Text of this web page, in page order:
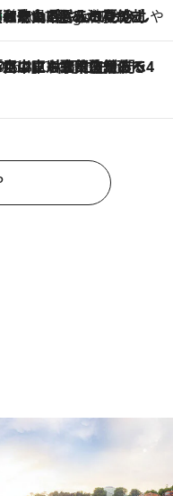
手みやげ ひんやりスイーツで夏を満喫
4 Hours Ago
入ったジュレ
CHOICE
歌舞伎があるんだよ」 片岡仁左衛門・市川中車ら豪華座組みで4年目の立川立飛歌舞伎へ